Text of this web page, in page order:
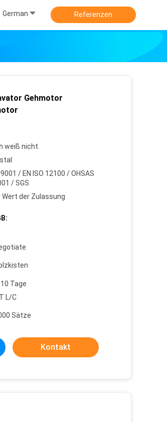
German Referenzen
Gehmotor
weiß nicht.
/ EN ISO 12100 / OHSAS
/ SGS
Wert der Zulassung
Tage
L/C
Sätze
Kontakt